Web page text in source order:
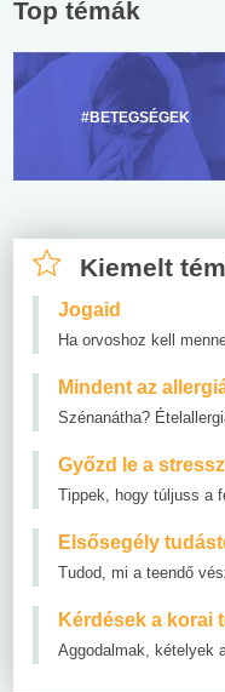
Top témák
#BETEGSÉGEK
Kiemelt
Jogaid
Ha orvoshoz kell
Mindent az
Szénanátha?
Győzd le a
Tippek, hogy túljuss a
Elsősegély
Tudod, mi a teendő
Kérdések a korai
Aggodalmak, kételyek